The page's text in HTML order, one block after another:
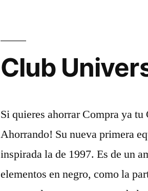
Club
Si quieres ahorrar Compra ya
Ahorrando! Su nueva primera
inspirada la de 1997. Es de un
elementos en negro, como la